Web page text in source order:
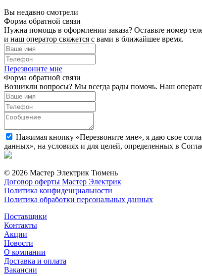
Вы недавно смотрели
Форма обратной связи
Нужна помощь в оформлении заказа? Оставьте номер
и наш оператор свяжется с вами в ближайшее время.
Перезвоните мне
Форма обратной связи
Возникли вопросы? Мы всегда рады помочь. Наш
Нажимая кнопку «Перезвоните мне», я даю свое
данных», на условиях и для целей, определенных в
© 2026 Мастер Электрик Тюмень
Договор оферты Мастер Электрик
Политика конфиденциальности
Политика обработки персональных данных
Поставщики
Контакты
Акции
Новости
О компании
Доставка и оплата
Вакансии